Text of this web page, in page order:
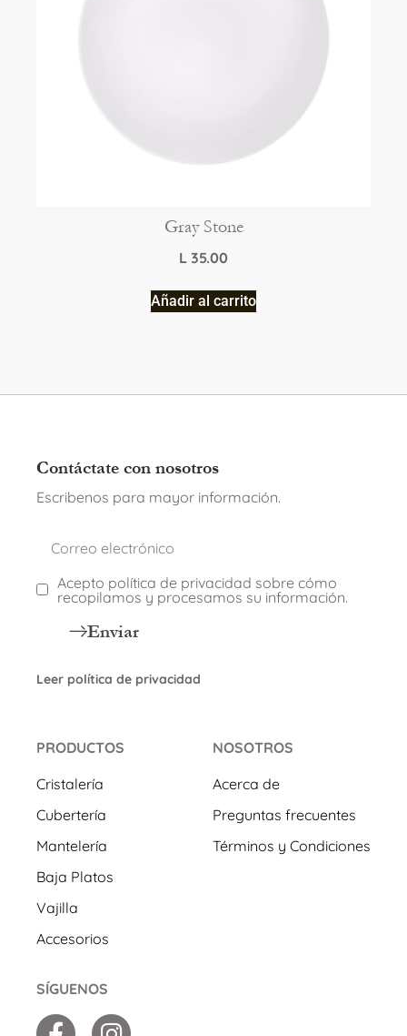
Gray Stone
L 35.00
Añadir al carrito
Contáctate con nosotros
Escribenos para mayor información.
Acepto política de privacidad sobre cómo
recopilamos y procesamos su información.
Enviar
Leer política de privacidad
PRODUCTOS
Cristalería
Cubertería
Mantelería
Baja Platos
Vajilla
Accesorios
NOSOTROS
Acerca de
Preguntas frecuentes
Términos y Condiciones
SÍGUENOS